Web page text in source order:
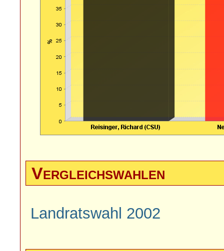
Vergleichswahlen
Landratswahl 2002